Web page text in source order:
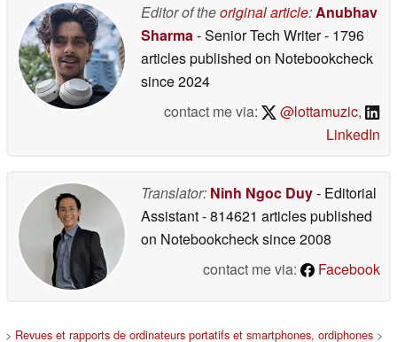
Editor of theoriginal article:Anubhav
Sharma- Senior Tech Writer- 1796
articles published on Notebookcheck
since 2024
contact me via:
@lottamuzic,
LinkedIn
Translator: Ninh Ngoc Duy- Editorial
Assistant- 814621 articles published
on Notebookchecksince 2008
contact me via:
Facebook
> Revues et rapports de ordinateurs portatifs et smartphones, ordiphones >